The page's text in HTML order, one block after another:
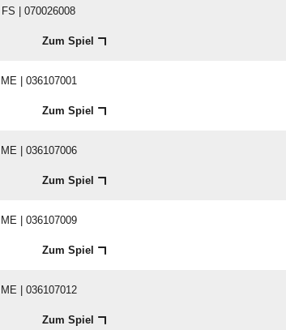
FS | 070026008
Zum Spiel
ME | 036107001
Zum Spiel
ME | 036107006
Zum Spiel
ME | 036107009
Zum Spiel
ME | 036107012
Zum Spiel